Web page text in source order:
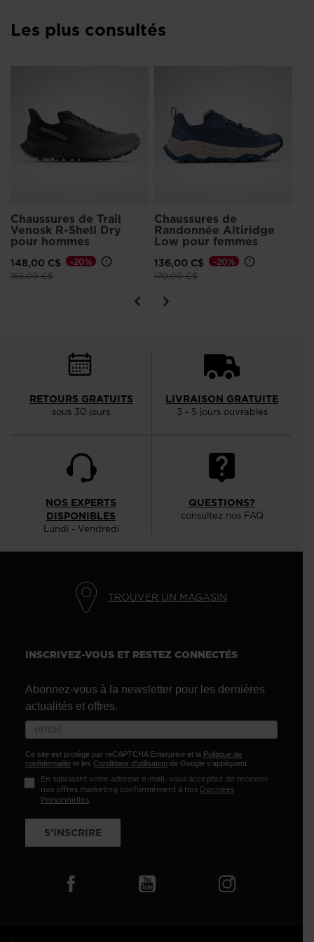
visiting
the
for
United
Les plus consultés
Chaussures de Trail
Venosk R-Shell Dry
pour hommes
148,00 C$
Prix réduit de
185,00 C$à
-20%
Chaussures de
Randonnée Altiridge
Low pour femmes
136,00 C$
Prix réduit de
170,00 C$à
-20%
RETOURS GRATUITS
sous 30 jours
LIVRAISON GRATUITE
3 - 5 jours ouvrables
NOS EXPERTS
DISPONIBLES
Lundi - Vendredi
QUESTIONS?
consultez nos FAQ
TROUVER UN MAGASIN
INSCRIVEZ-VOUS ET RESTEZ CONNECTÉS
Abonnez-vous à la newsletter pour les dernières
actualités et offres.
Ce site est protégé par reCAPTCHA Enterprise et la Politique de
confidentialité et les Conditions d'utilisation de Google s'appliquent.
En saisissant votre adresse e-mail, vous acceptez de recevoir
nos offres marketing conformément à nos Données
Personnelles.
S'INSCRIRE